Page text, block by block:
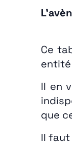
Ce
entité
Il en
que
Il faut